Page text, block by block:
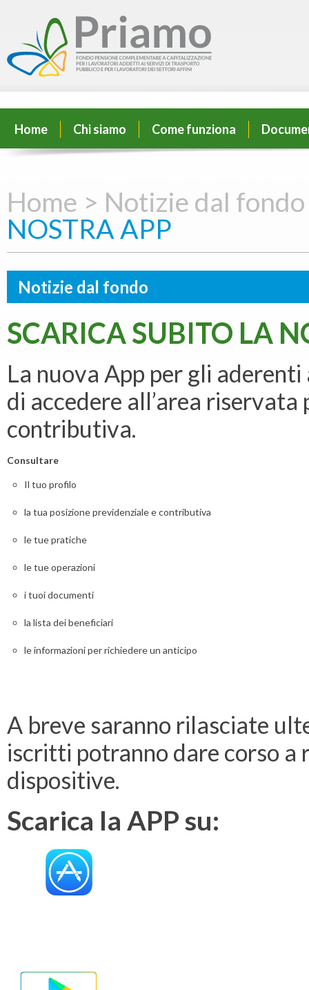
Home Chi siamo Come funziona
Home > Notizie dal
NOSTRA APP
Notizie dal fondo
SCARICA SUBITO LA
La nuova App per gli
di accedere all’area
contributiva.
Consultare
Il tuo profilo
la tua posizione previdenziale e contributiva
le tue pratiche
le tue operazioni
i tuoi documenti
la lista dei beneficiari
le informazioni per richiedere un anticipo
A breve saranno rilasciate
iscritti potranno dare corso
dispositive.
Scarica la APP su: